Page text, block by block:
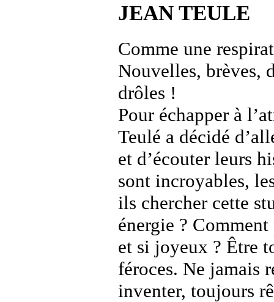
JEAN TEULE
Comme une
Nouvelles, brèves,
drôles !
Pour échapper à
Teulé a décidé
et d’écouter leurs
sont incroyables,
ils chercher cette
énergie ?
et si joyeux ? Être
féroces. Ne jamais
inventer, toujours